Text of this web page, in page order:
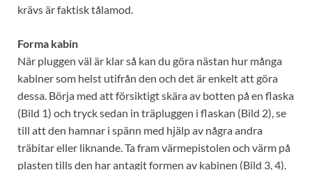
krävs är faktisk tålamod.
Forma kabin
När pluggen väl är klar så kan du göra nästan hur många
kabiner som helst utifrån den och det är enkelt att göra
dessa. Börja med att försiktigt skära av botten på en flaska
(Bild 1) och tryck sedan in träpluggen i flaskan (Bild 2), se
till att den hamnar i spänn med hjälp av några andra
träbitar eller liknande. Ta fram värmepistolen och värm på
plasten tills den har antagit formen av kabinen (Bild 3, 4).